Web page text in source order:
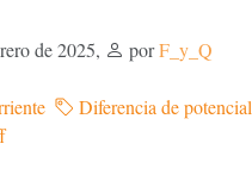
de 2025, porF_y_Q
Diferencia de potencial